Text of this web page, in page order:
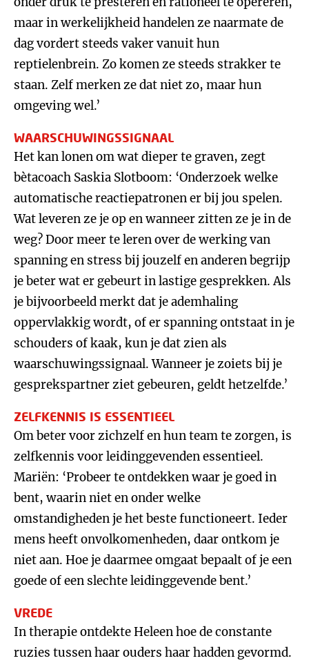
maar in werkelijkheid handelen ze naarmate de
dag vordert steeds vaker vanuit hun
reptielenbrein. Zo komen ze steeds strakker te
staan. Zelf merken ze dat niet zo, maar hun
omgeving wel.’
WAARSCHUWINGSSIGNAAL
Het kan lonen om wat dieper te graven, zegt
bètacoach Saskia Slotboom: ‘Onderzoek welke
automatische reactiepatronen er bij jou spelen.
Wat leveren ze je op en wanneer zitten ze je in de
weg? Door meer te leren over de werking van
spanning en stress bij jouzelf en anderen begrijp
je beter wat er gebeurt in lastige gesprekken. Als
je bijvoorbeeld merkt dat je ademhaling
oppervlakkig wordt, of er spanning ontstaat in je
schouders of kaak, kun je dat zien als
waarschuwingssignaal. Wanneer je zoiets bij je
gesprekspartner ziet gebeuren, geldt hetzelfde.’
ZELFKENNIS IS ESSENTIEEL
Om beter voor zichzelf en hun team te zorgen, is
zelfkennis voor leidinggevenden essentieel.
Mariën: ‘Probeer te ontdekken waar je goed in
bent, waarin niet en onder welke
omstandigheden je het beste functioneert. Ieder
mens heeft onvolkomenheden, daar ontkom je
niet aan. Hoe je daarmee omgaat bepaalt of je een
goede of een slechte leidinggevende bent.’
VREDE
In therapie ontdekte Heleen hoe de constante
ruzies tussen haar ouders haar hadden gevormd.